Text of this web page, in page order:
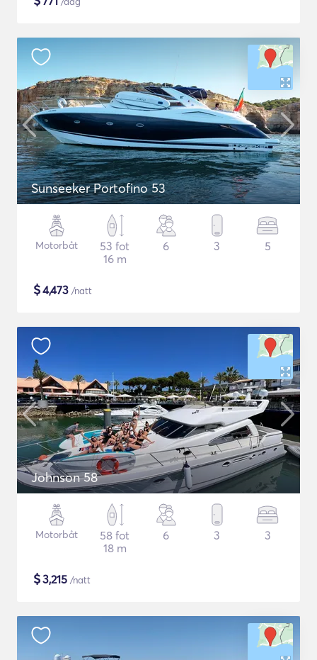
Sunseeker Portofino 53
Motorbåt
53 fot
16 m
6 3 5
$4,473 /natt
Johnson 58
Motorbåt
58 fot
18 m
6 3 3
$3,215 /natt